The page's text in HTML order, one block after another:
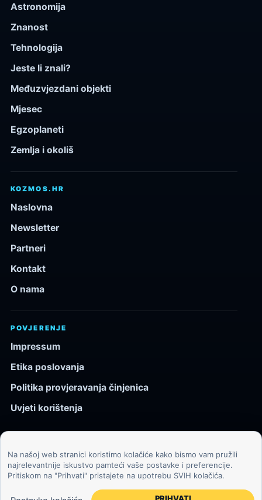
Astronomija
Znanost
Tehnologija
Jeste li znali?
Međuzvjezdani objekti
Mjesec
Egzoplaneti
Zemlja i okoliš
KOZMOS.HR
Naslovna
Newsletter
Partneri
Kontakt
O nama
POVJERENJE
Impressum
Etika poslovanja
Politika provjeravanja činjenica
Uvjeti korištenja
© 2026 Kozmos.hr. Sva prava pridržana.
Svemir, znanost, tehnologija i velike ideje za znatiželjne
čitatelje.
Na našoj web stranici koristimo kolačiće kako bismo vam pružili
najrelevantnije iskustvo pamteći vaše postavke i preferencije.
Pritiskom na "Prihvati" pristajete na upotrebu SVIH kolačića.